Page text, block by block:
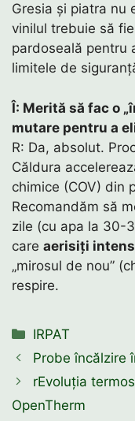
Gresia și piatra nu
vinilul trebuie să
pardoseală pentru
limitele de
Î: Merită să fac o
mutare pentru a
R: Da, absolut.
Căldura
chimice (COV) din
Recomandăm să
zile (cu apa la 30-
care aerisiți intens
„mirosul de nou”
respire.
Categorii
IRPAT
Probe încălzire
rEvoluția
OpenTherm